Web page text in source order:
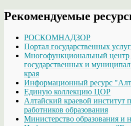
Рекомендуемые
РОСКОМНАДЗОР
Портал государственных
Многофункциональный центр
государственных и
края
Информационный ресурс
Единую коллекцию ЦОР
Алтайский краевой
работников образования
Министерство образования и